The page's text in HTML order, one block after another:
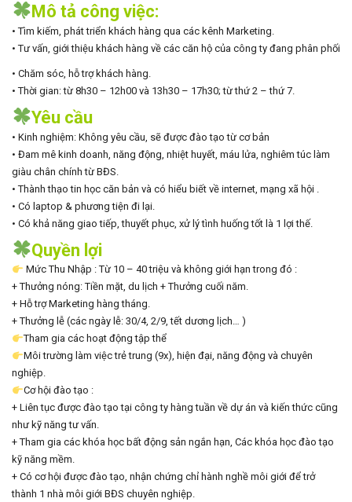
Mô tả công việc:
• Tìm kiếm, phát triển khách hàng qua các kênh Marketing.
• Tư vấn, giới thiệu khách hàng về các căn hộ của công ty đang phân phối
• Chăm sóc, hỗ trợ khách hàng.
• Thời gian: từ 8h30 – 12h00 và 13h30 – 17h30; từ thứ 2 – thứ 7.
Yêu cầu
• Kinh nghiệm: Không yêu cầu, sẽ được đào tạo từ cơ bản
• Đam mê kinh doanh, năng động, nhiệt huyết, máu lửa, nghiêm túc làm
giàu chân chính từ BĐS.
• Thành thạo tin học căn bản và có hiểu biết về internet, mạng xã hội .
• Có laptop & phương tiện đi lại.
• Có khả năng giao tiếp, thuyết phục, xử lý tình huống tốt là 1 lợi thế.
Quyền lợi
Mức Thu Nhập : Từ 10 – 40 triệu và không giới hạn trong đó :
+ Thưởng nóng: Tiền mặt, du lịch + Thưởng cuối năm.
+ Hỗ trợ Marketing hàng tháng.
+ Thưởng lễ (các ngày lễ: 30/4, 2/9, tết dương lịch… )
Tham gia các hoạt động tập thể
Môi trường làm việc trẻ trung (9x), hiện đại, năng động và chuyên
nghiệp.
Cơ hội đào tạo :
+ Liên tục được đào tạo tại công ty hàng tuần về dự án và kiến thức cũng
như kỹ năng tư vấn.
+ Tham gia các khóa học bất động sản ngắn hạn, Các khóa học đào tạo
kỹ năng mềm.
+ Có cơ hội được đào tạo, nhận chứng chỉ hành nghề môi giới để trở
thành 1 nhà môi giới BĐS chuyên nghiệp.